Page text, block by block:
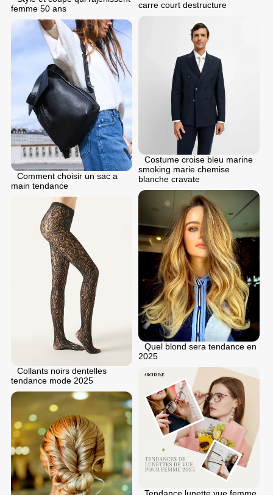
carre court destructure
femme 50 ans
Costume croise bleu marine
smoking marie chemise
blanche cravate
Comment choisir un sac a
main tendance
Quel blond sera tendance en
2025
Collants noirs dentelles
tendance mode 2025